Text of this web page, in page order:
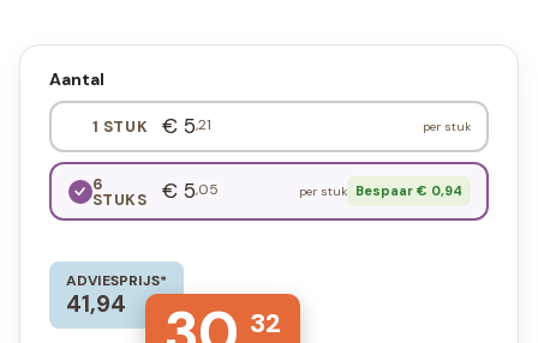
Aantal
1 STUK € 5,21 per stuk
6
STUKS € 5,05 per stuk Bespaar € 0,94
ADVIESPRIJS*
41,94
32